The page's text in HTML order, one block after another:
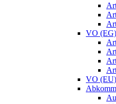
VO
VO